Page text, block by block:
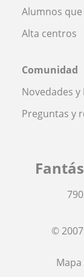
Alumnos
Alta centros
Comunidad
Novedades y
Preguntas y
©
Mapa